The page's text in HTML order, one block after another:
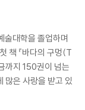
술대학을 졸업하며
책 『바다의 구멍(T
까지 150권이 넘는
많은 사랑을 받고 있